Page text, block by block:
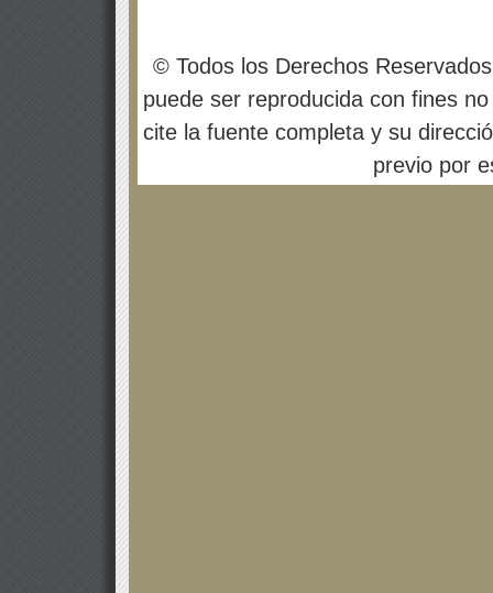
© Todos los Derechos
puede ser reproducida con fines
cite la fuente completa y su
previo por